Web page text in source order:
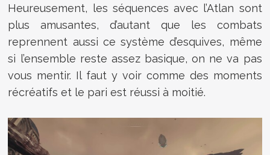
Heureusement, les séquences avec l’Atlan sont
plus amusantes, d’autant que les combats
reprennent aussi ce système d’esquives, même
si l’ensemble reste assez basique, on ne va pas
vous mentir. Il faut y voir comme des moments
récréatifs et le pari est réussi à moitié.